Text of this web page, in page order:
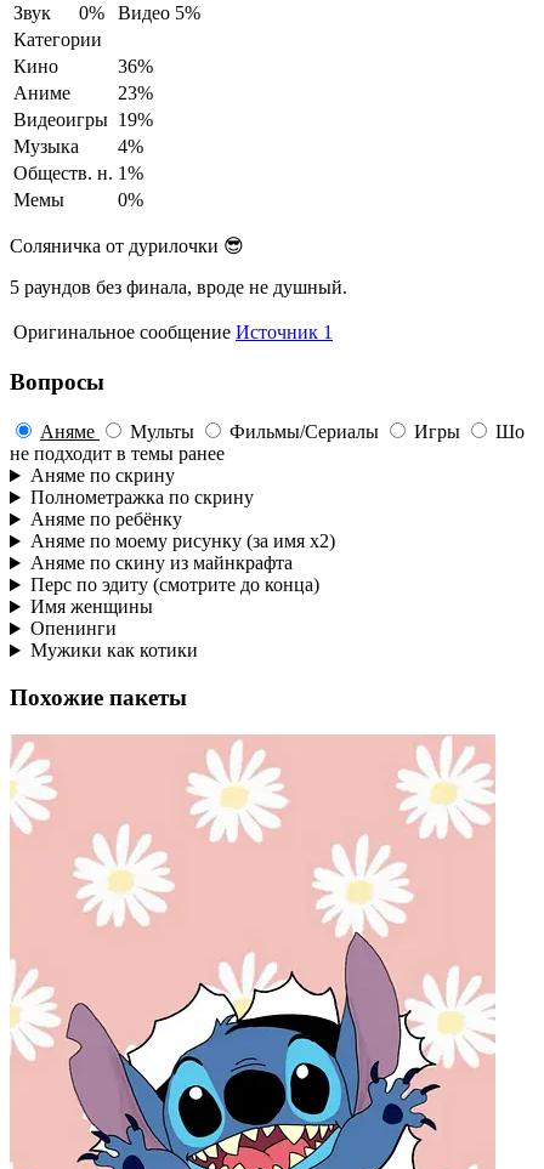
Звук
0% Видео 5%
Категории
Кино
36%
Аниме
23%
Видеоигры 19%
Музыка
4%
Обществ. н. 1%
Мемы
0%
Соляничка от дурилочки 😎
5 раундов без финала, вроде не душный.
Оригинальное сообщение Источник 1
Вопросы
Аняме Мульты Фильмы/Сериалы Игры
Шо
не подходит в темы ранее
Аняме по скрину
Полнометражка по скрину
Аняме по ребёнку
Аняме по моему рисунку (за имя х2)
Аняме по скину из майнкрафта
Перс по эдиту (смотрите до конца)
Имя женщины
Опенинги
Мужики как котики
Похожие пакеты